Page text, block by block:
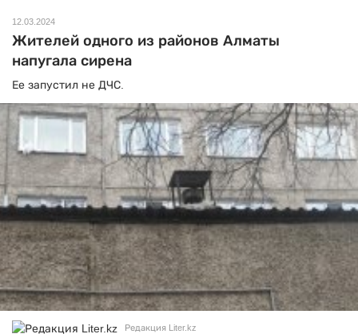
12.03.2024
Жителей одного из районов Алматы
напугала сирена
Ее запустил не ДЧС.
Редакция Liter.kz